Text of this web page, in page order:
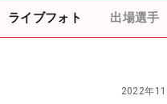
ライブフォト 出場選手
2022年